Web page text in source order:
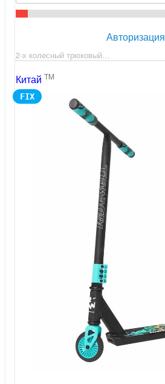
Авторизация
2-х колесный трюковый…
Китай TM
FIX